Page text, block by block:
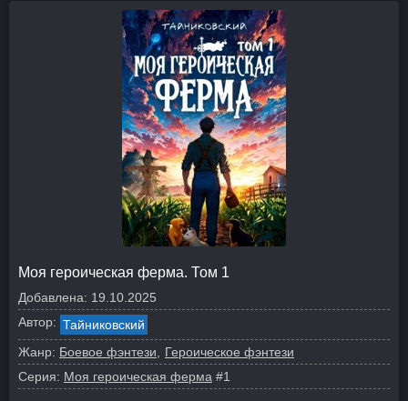
Моя героическая ферма. Том 1
Добавлена: 19.10.2025
Автор: Тайниковский
Жанр: Боевое фэнтези
Героическое фэнтези
Серия: Моя героическая ферма #1